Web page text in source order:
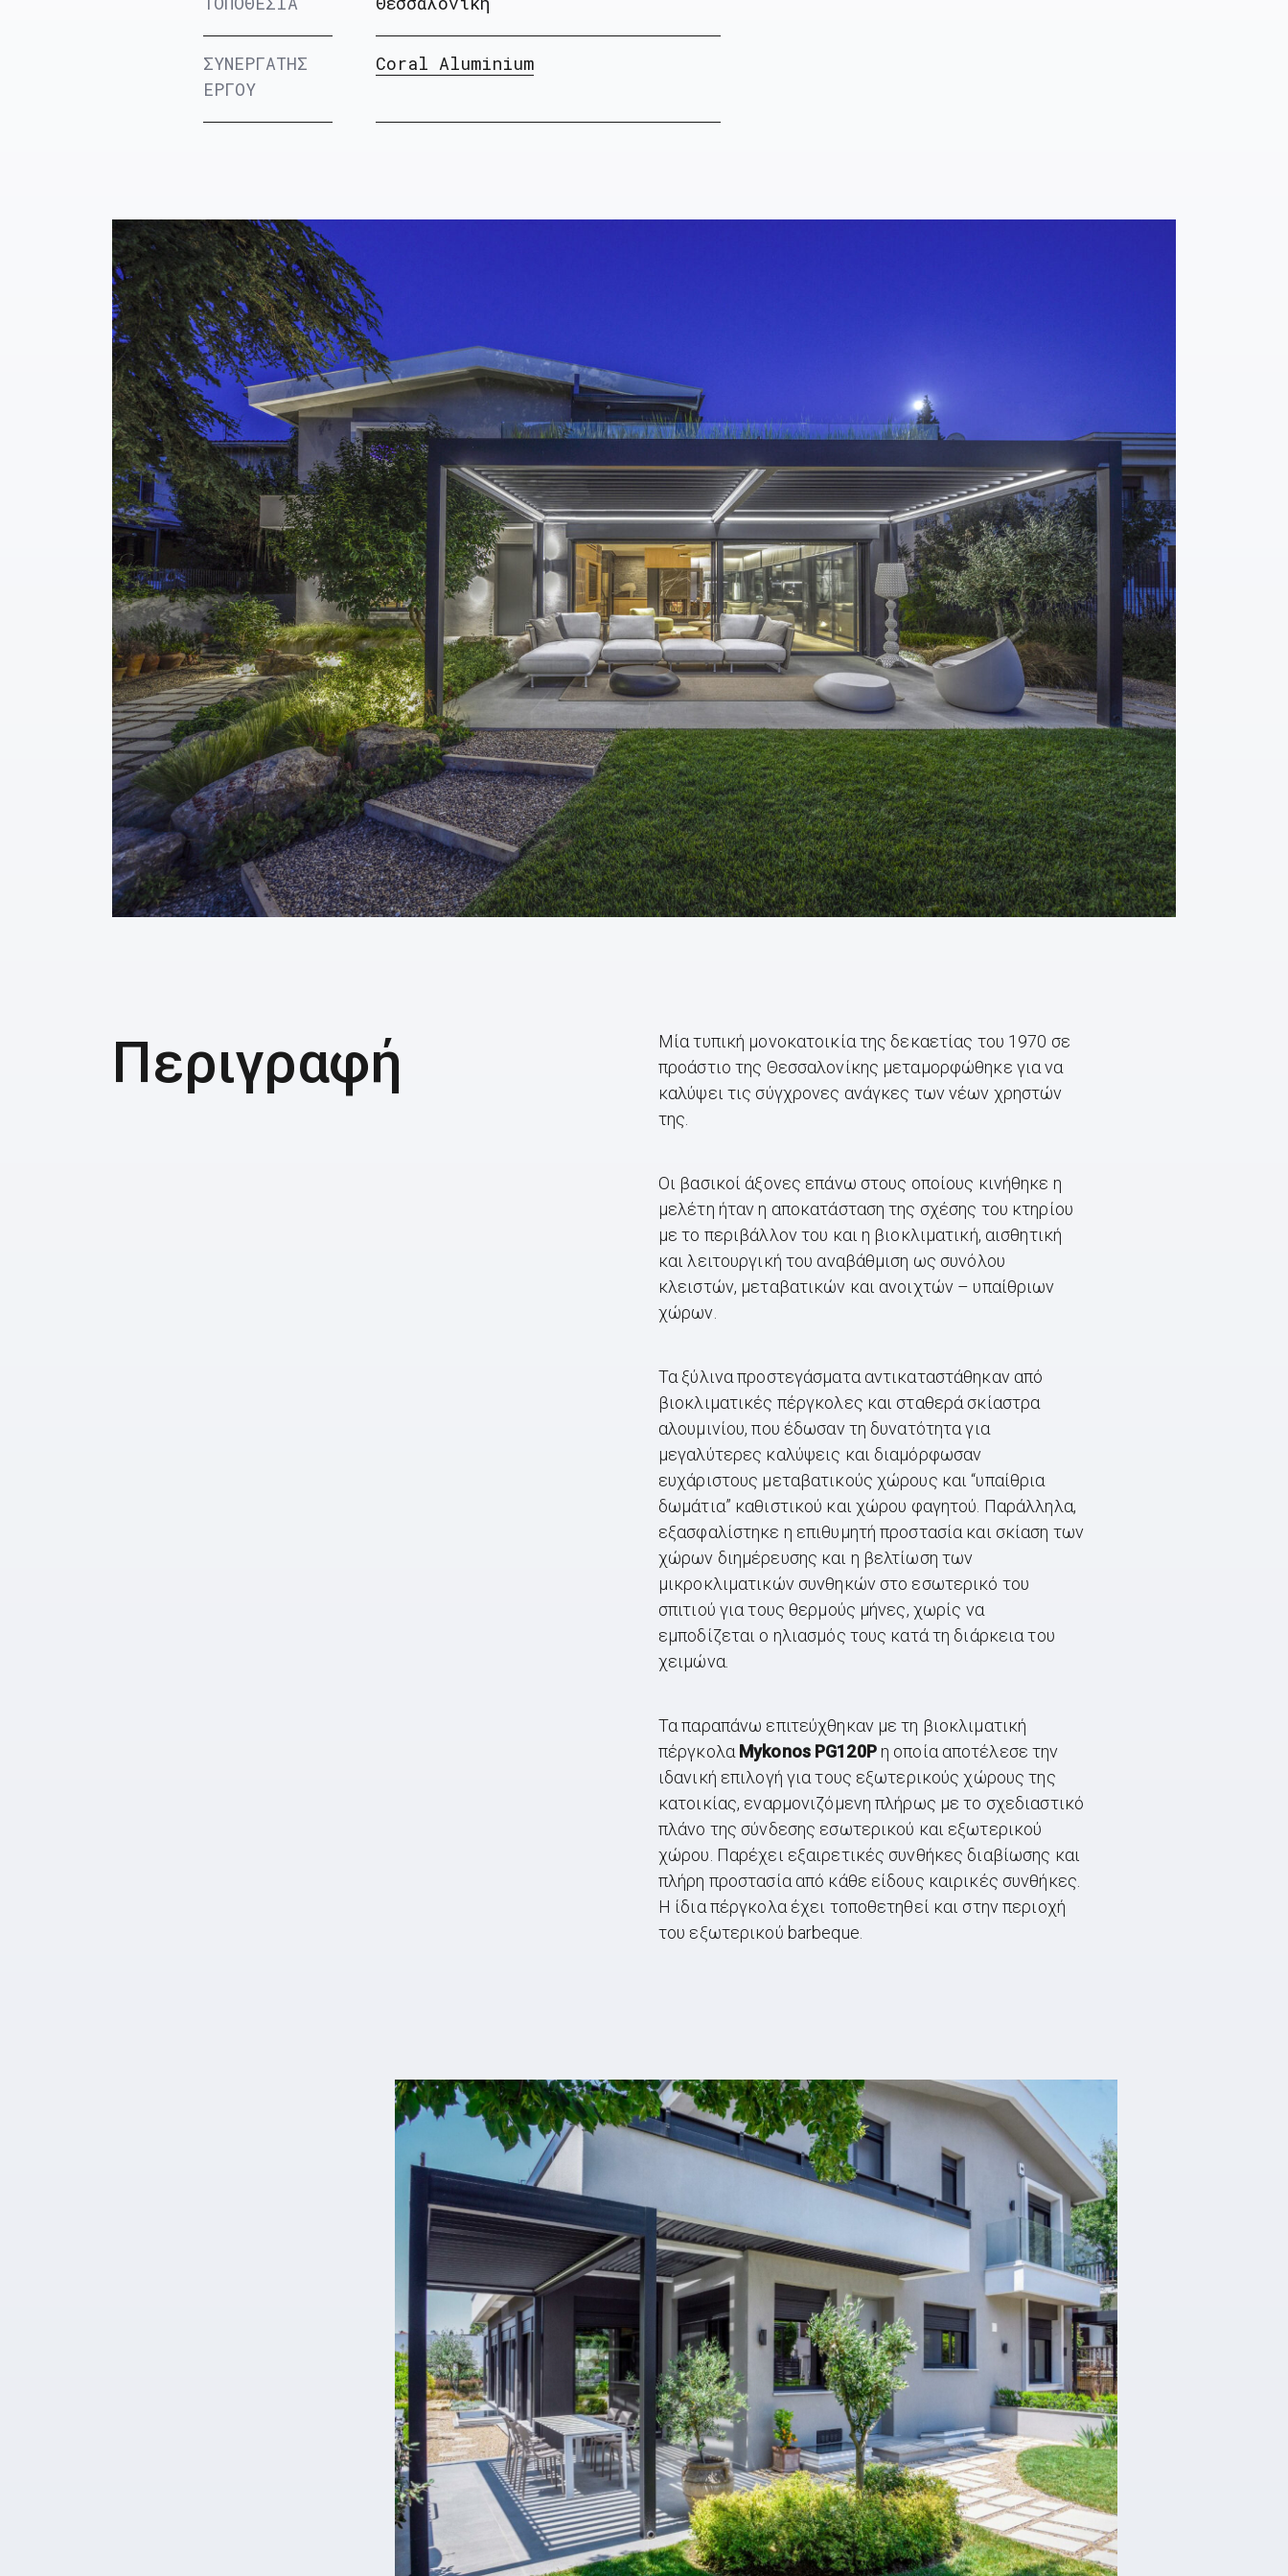
ΣΥΝΕΡΓΑΤΗΣ
ΕΡΓΟΥ
Coral Aluminium
Περιγραφή
Μία τυπική μονοκατοικία της δεκαετίας του 1970 σε
προάστιο της Θεσσαλονίκης μεταμορφώθηκε για να
καλύψει τις σύγχρονες ανάγκες των νέων χρηστών
της.
Οι βασικοί άξονες επάνω στους οποίους κινήθηκε η
μελέτη ήταν η αποκατάσταση της σχέσης του κτηρίου
με το περιβάλλον του και η βιοκλιματική, αισθητική
και λειτουργική του αναβάθμιση ως συνόλου
κλειστών, μεταβατικών και ανοιχτών – υπαίθριων
χώρων.
Τα ξύλινα προστεγάσματα αντικαταστάθηκαν από
βιοκλιματικές πέργκολες και σταθερά σκίαστρα
αλουμινίου, που έδωσαν τη δυνατότητα για
μεγαλύτερες καλύψεις και διαμόρφωσαν
ευχάριστους μεταβατικούς χώρους και “υπαίθρια
δωμάτια” καθιστικού και χώρου φαγητού. Παράλληλα,
εξασφαλίστηκε η επιθυμητή προστασία και σκίαση των
χώρων διημέρευσης και η βελτίωση των
μικροκλιματικών συνθηκών στο εσωτερικό του
σπιτιού για τους θερμούς μήνες, χωρίς να
εμποδίζεται ο ηλιασμός τους κατά τη διάρκεια του
χειμώνα.
Τα παραπάνω επιτεύχθηκαν με τη βιοκλιματική
πέργκολα Mykonos PG120Pη οποία αποτέλεσε την
ιδανική επιλογή για τους εξωτερικούς χώρους της
κατοικίας, εναρμονιζόμενη πλήρως με το σχεδιαστικό
πλάνο της σύνδεσης εσωτερικού και εξωτερικού
χώρου. Παρέχει εξαιρετικές συνθήκες διαβίωσης και
πλήρη προστασία από κάθε είδους καιρικές συνθήκες.
Η ίδια πέργκολα έχει τοποθετηθεί και στην περιοχή
του εξωτερικού barbeque.